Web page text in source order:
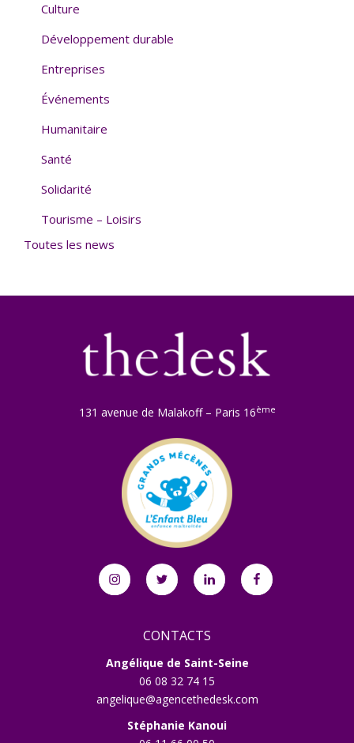
Culture
Développement durable
Entreprises
Événements
Humanitaire
Santé
Solidarité
Tourisme – Loisirs
Toutes les news
131 avenue de Malakoff – Paris 16ème
InstagramTwitter Linkedin Facebook
CONTACTS
Angélique de Saint-Seine
06 08 32 74 15
angelique@agencethedesk.com
Stéphanie Kanoui